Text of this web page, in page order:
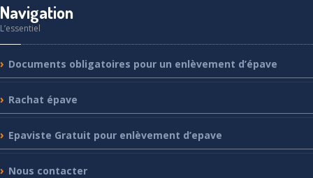
Navigation
L’essentiel
Documents obligatoires pour un enlèvement d’épave
Rachat épave
Epaviste Gratuit pour enlèvement d’epave
Nous contacter